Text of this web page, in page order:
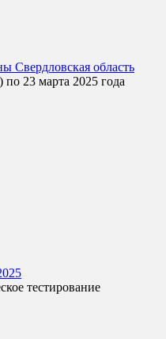
Свердловская область
23 марта 2025 года
тестирование